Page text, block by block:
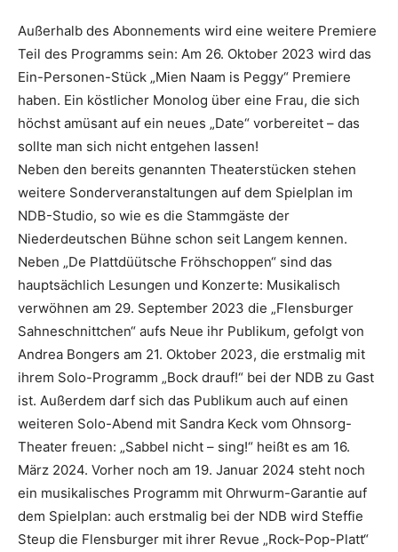
Außerhalb des Abonnements wird eine weitere Premiere
Teil des Programms sein: Am 26. Oktober 2023 wird das
Ein-Personen-Stück „Mien Naam is Peggy“ Premiere
haben. Ein köstlicher Monolog über eine Frau, die sich
höchst amüsant auf ein neues „Date“ vorbereitet – das
sollte man sich nicht entgehen lassen!
Neben den bereits genannten Theaterstücken stehen
weitere Sonderveranstaltungen auf dem Spielplan im
NDB-Studio, so wie es die Stammgäste der
Niederdeutschen Bühne schon seit Langem kennen.
Neben „De Plattdüütsche Fröhschoppen“ sind das
hauptsächlich Lesungen und Konzerte: Musikalisch
verwöhnen am 29. September 2023 die „Flensburger
Sahneschnittchen“ aufs Neue ihr Publikum, gefolgt von
Andrea Bongers am 21. Oktober 2023, die erstmalig mit
ihrem Solo-Programm „Bock drauf!“ bei der NDB zu Gast
ist. Außerdem darf sich das Publikum auch auf einen
weiteren Solo-Abend mit Sandra Keck vom Ohnsorg-
Theater freuen: „Sabbel nicht – sing!“ heißt es am 16.
März 2024. Vorher noch am 19. Januar 2024 steht noch
ein musikalisches Programm mit Ohrwurm-Garantie auf
dem Spielplan: auch erstmalig bei der NDB wird Steffie
Steup die Flensburger mit ihrer Revue „Rock-Pop-Platt“